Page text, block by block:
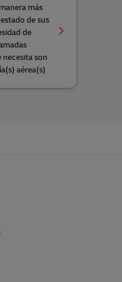
más
de sus
de
son
aérea(s)